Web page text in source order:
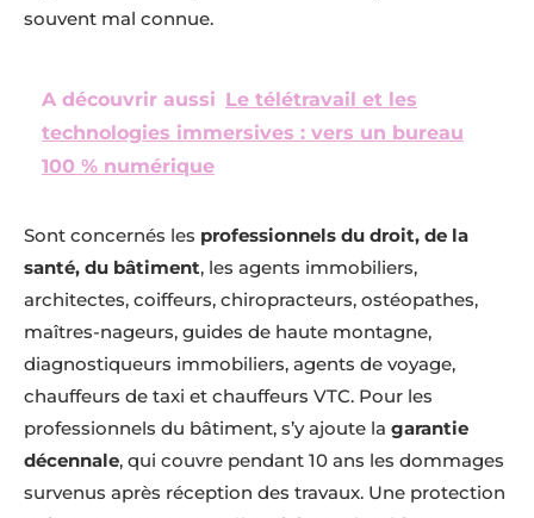
souvent mal connue.
A découvrir aussi Le télétravail et les
technologies immersives : vers un bureau
100 % numérique
Sont concernés les professionnels du droit, de la
santé, du bâtiment, les agents immobiliers,
architectes, coiffeurs, chiropracteurs, ostéopathes,
maîtres-nageurs, guides de haute montagne,
diagnostiqueurs immobiliers, agents de voyage,
chauffeurs de taxi et chauffeurs VTC. Pour les
professionnels du bâtiment, s’y ajoute la garantie
décennale, qui couvre pendant 10 ans les dommages
survenus après réception des travaux. Une protection